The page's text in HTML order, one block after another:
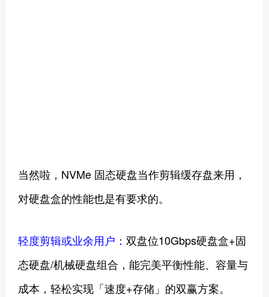
当然啦，NVMe 固态硬盘当作剪辑缓存盘来用，
对硬盘盒的性能也是有要求的。
轻度剪辑或业余用户： 双盘位10Gbps硬盘盒+固
态硬盘/机械硬盘组合，能完美平衡性能、容量与
成本，轻松实现「速度+存储」的双赢方案。